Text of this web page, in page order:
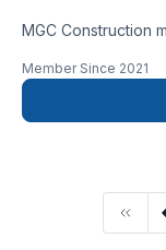
MGC Construction
Commercial,
Excavation
Gypse,
Sous-sol, Tirage
Capitale-
Nous privilégions
Member Since 2021